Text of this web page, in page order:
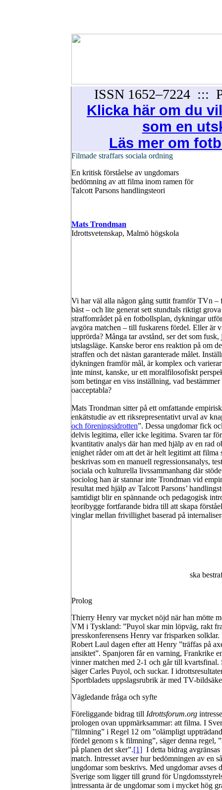
ISSN 1652–7224 :::
Klicka här om du
som en
Läs mer om
Filmade straffars sociala ordning
En kritisk förståelse av ungdomars
bedömning av att filma inom ramen för
Talcott Parsons handlingsteori
Mats Trondman
Idrottsvetenskap, Malmö högskola
Vi har väl alla någon gång suttit framför TVn –
bäst – och lite generat sett stundtals riktigt
straffområdet på en fotbollsplan, dykningar
avgöra matchen – till fuskarens fördel. Eller är
upprörda? Många tar avstånd, ser det som
utslagsläge. Kanske beror ens reaktion på om
straffen och det nästan garanterade målet.
dykningen framför mål, är komplex och
inte minst, kanske, ur ett moralfilosofiskt
som betingar en viss inställning, vad
oacceptabla?
Mats Trondman sitter på ett omfattande
enkätstudie av ett riksrepresentativt urval av
och föreningsidrotten”. Dessa ungdomar fick
delvis legitima, eller icke legitima. Svaren tar
kvantitativ analys där han med hjälp av en rad
enighet råder om att det är helt legitimt att
beskrivas som en manuell regressionsanalys,
sociala och kulturella livssammanhang där
sociolog han är stannar inte Trondman vid
resultat med hjälp av Talcott Parsons’
samtidigt blir en spännande och pedagogisk
teoribygge fortfarande bidra till att skapa
vinglar mellan frivillighet baserad på
ska
Prolog
Thierry Henry var mycket nöjd när han mötte
VM i Tyskland: ”Puyol skar min löpväg, rakt
presskonferensens Henry var frisparken
Robert Laul dagen efter att Henry ”träffas på
ansiktet”. Spanjoren får en varning, Frankrike
vinner matchen med 2-1 och går till kvartsfinal.
säger Carles Puyol, och suckar. I
Sportbladets uppslagsrubrik är med TV-
Vägledande fråga och syfte
Föreliggande bidrag till Idrottsforum.org
prologen ovan uppmärksammar: att filma. I
”filmning” i Regel 12 om ”olämpligt
fördel genom s k filmning”, säger denna regel,
på planen det sker”.[1] I detta bidrag
match. Intresset avser hur bedömningen av en
ungdomar som beskrivs. Med ungdomar
Sverige som ligger till grund för
intressanta är de ungdomar som i mycket hög